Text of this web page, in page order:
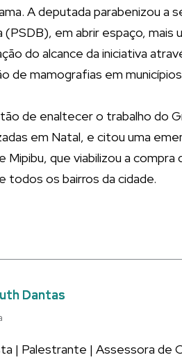
A deputada parabenizou a
em abrir espaço, mais
do alcance da iniciativa
de mamografias em
de enaltecer o trabalho do
em Natal, e citou uma
Mipibu, que viabilizou a
todos os bairros da cidade.
Dantas
| Palestrante | Assessora de